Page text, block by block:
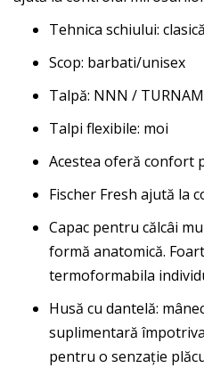
Tehnica schiului: clasică
Scop: barbati/unisex
Talpă: NNN /
Talpi flexibile: moi
Acestea oferă confort
Fischer Fresh ajută la
Capac pentru călcâi
formă anatomică.
termoformabila
Husă cu dantelă:
suplimentară
pentru o senzație